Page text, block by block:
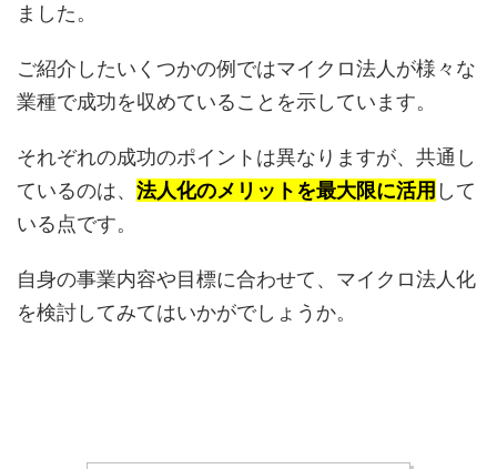
ました。
ご紹介したいくつかの例ではマイクロ法人が様々な
業種で成功を収めていることを示しています。
それぞれの成功のポイントは異なりますが、共通し
ているのは、 法人化のメリットを最大限に活用 して
いる点です。
自身の事業内容や目標に合わせて、マイクロ法人化
を検討してみてはいかがでしょうか。